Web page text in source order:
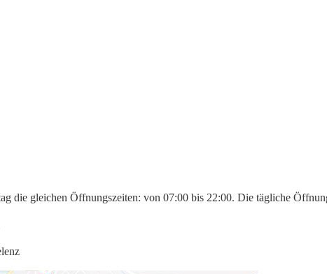
die gleichen Öffnungszeiten: von 07:00 bis 22:00. Die tägliche